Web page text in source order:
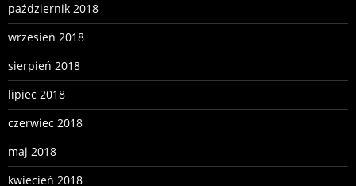
październik 2018
wrzesień 2018
sierpień 2018
lipiec 2018
czerwiec 2018
maj 2018
kwiecień 2018